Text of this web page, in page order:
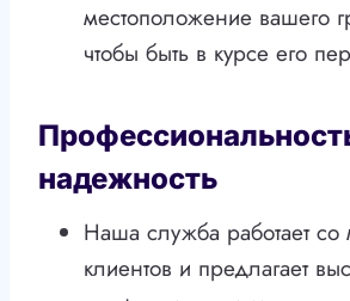
местоположение вашего
чтобы быть в курсе его
надежность
Наша служба работает
клиентов и предлагает